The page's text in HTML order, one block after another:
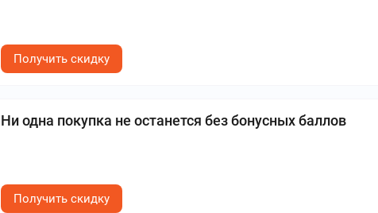
Получить скидку
Ни одна покупка не останется без бонусных баллов
Получить скидку